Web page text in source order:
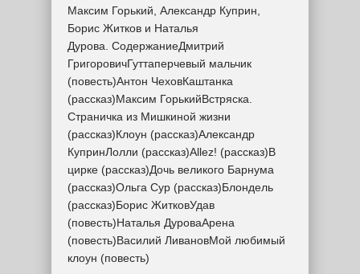
Максим Горький, Александр Куприн,
Борис Житков и Наталья
Дурова. СодержаниеДмитрий
ГригоровичГуттаперчевый мальчик
(повесть)Антон ЧеховКаштанка
(рассказ)Максим ГорькийВстряска.
Страничка из Мишкиной жизни
(рассказ)Клоун (рассказ)Александр
КупринЛолли (рассказ)Allez! (рассказ)В
цирке (рассказ)Дочь великого Барнума
(рассказ)Ольга Сур (рассказ)Блондель
(рассказ)Борис ЖитковУдав
(повесть)Наталья ДуроваАрена
(повесть)Василий ЛивановМой любимый
клоун (повесть)